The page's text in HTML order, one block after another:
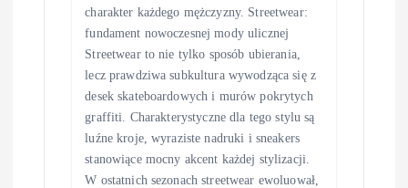
charakter każdego mężczyzny. Streetwear:
fundament nowoczesnej mody ulicznej
Streetwear to nie tylko sposób ubierania,
lecz prawdziwa subkultura wywodząca się z
desek skateboardowych i murów pokrytych
graffiti. Charakterystyczne dla tego stylu są
luźne kroje, wyraziste nadruki i sneakers
stanowiące mocny akcent każdej stylizacji.
W ostatnich sezonach streetwear ewoluował,